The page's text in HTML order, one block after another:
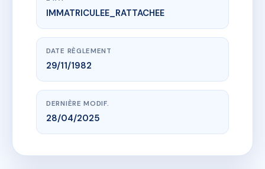
www.vme.plus/AC0646679
LE CHEVAL NOIR
Hameau de creve coeur - 73260 LES AVANCHERS
VALMOREL
IMMATRICULEE_RATTACHEE
DATE RÈGLEMENT
29/11/1982
DERNIÈRE MODIF.
28/04/2025